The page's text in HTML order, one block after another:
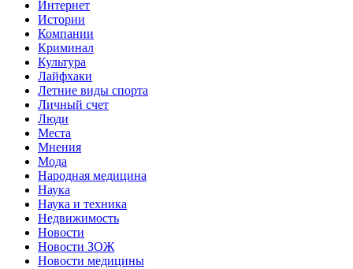
Интернет
Истории
Компании
Криминал
Культура
Лайфхаки
Летние виды спорта
Личный счет
Люди
Места
Мнения
Мода
Народная медицина
Наука
Наука и техника
Недвижимость
Новости
Новости ЗОЖ
Новости медицины